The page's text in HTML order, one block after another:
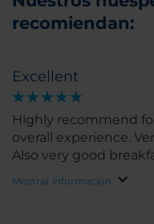
recomiendan:
Excellent
Highly recommend
overall experience.
Also very good
Mostrar información